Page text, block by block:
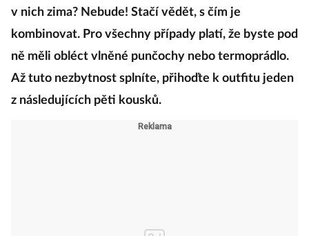
v nich zima? Nebude! Stačí vědět, s čím je
kombinovat. Pro všechny případy platí, že byste pod
ně měli obléct vlněné punčochy nebo termoprádlo.
Až tuto nezbytnost splníte, přihoďte k outfitu jeden
z následujících pěti kousků.